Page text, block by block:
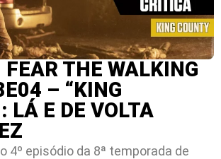
THE WALKING
– “KING
LÁ E DE VOLTA
4º episódio da 8ª temporada de